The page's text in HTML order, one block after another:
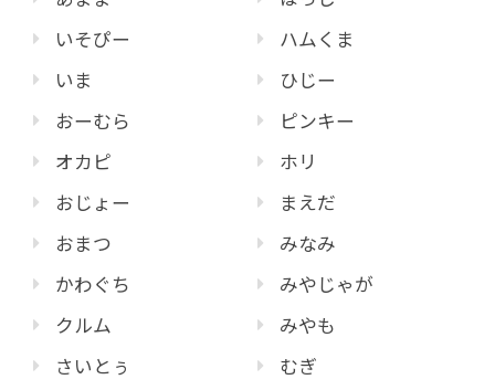
いそぴー
いま
おーむら
オカピ
おじょー
おまつ
かわぐち
クルム
さいとぅ
ハムくま
ひじー
ピンキー
ホリ
まえだ
みなみ
みやじゃが
みやも
むぎ